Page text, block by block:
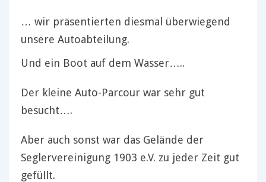
… wir präsentierten diesmal überwiegend
unsere Autoabteilung.
Und ein Boot auf dem Wasser…..
Der kleine Auto-Parcour war sehr gut
besucht….
Aber auch sonst war das Gelände der
Seglervereinigung 1903 e.V. zu jeder Zeit gut
gefüllt.